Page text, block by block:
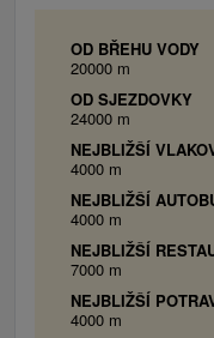
OD BŘEHU VODY
20000 m
OD SJEZDOVKY
24000 m
NEJBLIŽŠÍ
4000 m
NEJBLIŽŠÍ
4000 m
NEJBLIŽŠÍ
7000 m
NEJBLIŽŠÍ
4000 m